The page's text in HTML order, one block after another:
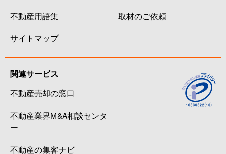
不動産用語集
サイトマップ
取材のご依頼
関連サービス
不動産売却の窓口
不動産業界M&A相談センタ
ー
不動産の集客ナビ